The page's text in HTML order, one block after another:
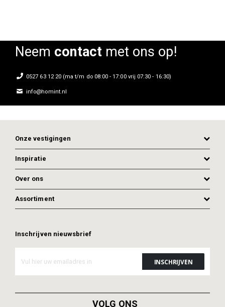
ADD TO CART ADD TO CART
Neem contactmet ons op!
0527 63 12 20 (ma t/m do 08:00 - 17:00 vrij 07:30 - 16:30)
info@homint.nl
Onze vestigingen
Inspiratie
Over ons
Assortiment
Inschrijven nieuwsbrief
VOLG ONS